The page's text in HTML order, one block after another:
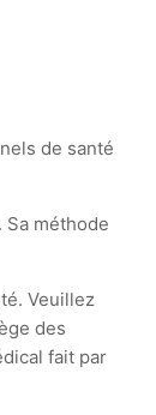
de santé
méthode
Veuillez
des
fait par